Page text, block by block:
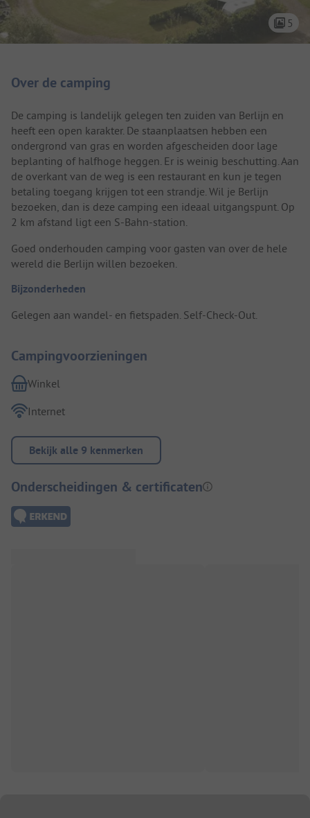
5
Over de camping
De camping is landelijk gelegen ten zuiden van Berlijn en
heeft een open karakter. De staanplaatsen hebben een
ondergrond van gras en worden afgescheiden door lage
beplanting of halfhoge heggen. Er is weinig beschutting. Aan
de overkant van de weg is een restaurant en kun je tegen
betaling toegang krijgen tot een strandje. Wil je Berlijn
bezoeken, dan is deze camping een ideaal uitgangspunt. Op
2 km afstand ligt een S-Bahn-station.
Goed onderhouden camping voor gasten van over de hele
wereld die Berlijn willen bezoeken.
Bijzonderheden
Gelegen aan wandel- en fietspaden. Self-Check-Out.
Campingvoorzieningen
Winkel
Internet
Bekijk alle 9 kenmerken
Onderscheidingen & certificaten